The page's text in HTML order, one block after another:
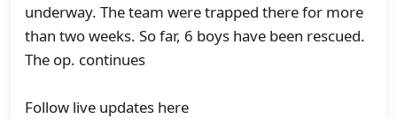
underway. The team were trapped there for more
than two weeks. So far, 6 boys have been rescued.
The op. continues
Follow live updates here